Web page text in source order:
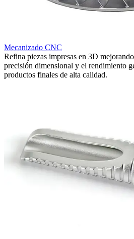
Mecanizado CNC
Refina piezas impresas en 3D
precisión dimensional y el rendimiento
productos finales de alta calidad.